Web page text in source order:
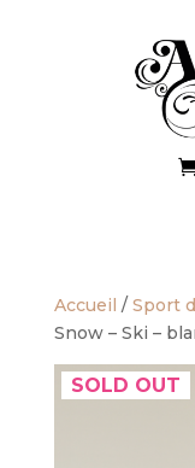
Accueil / Sport
Snow – Ski –
SOLD OUT